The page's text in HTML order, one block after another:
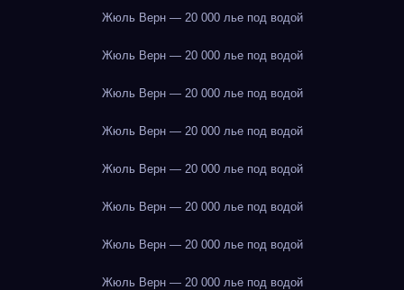
Жюль Верн — 20 000 лье под водой
Жюль Верн — 20 000 лье под водой
Жюль Верн — 20 000 лье под водой
Жюль Верн — 20 000 лье под водой
Жюль Верн — 20 000 лье под водой
Жюль Верн — 20 000 лье под водой
Жюль Верн — 20 000 лье под водой
Жюль Верн — 20 000 лье под водой